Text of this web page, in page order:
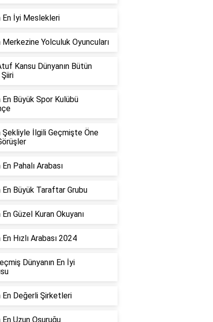
En İyi Meslekleri
Merkezine Yolculuk Oyuncuları
Kansu Dünyanın Bütün
En Büyük Spor Kulübü
Şekliyle İlgili Geçmişte Öne
En Pahalı Arabası
En Büyük Taraftar Grubu
En Güzel Kuran Okuyanı
En Hızlı Arabası 2024
Dünyanın En İyi
En Değerli Şirketleri
En Uzun Osuruğu